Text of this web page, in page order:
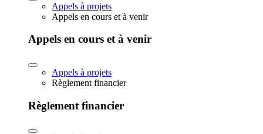
Appels à projets
Appels en cours et à venir
Appels en cours et à venir
Appels à projets
Règlement financier
Règlement financier